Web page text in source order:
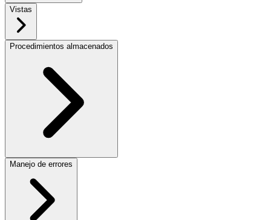
Vistas
Procedimientos almacenados
Manejo de errores